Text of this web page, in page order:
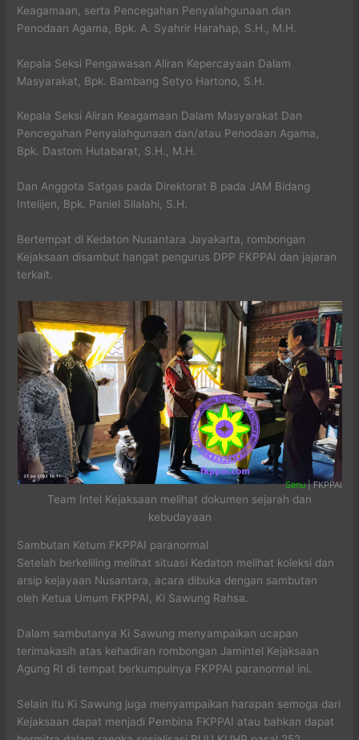
Keagamaan, serta Pencegahan Penyalahgunaan dan
Penodaan Agama, Bpk. A. Syahrir Harahap, S.H., M.H.
Kepala Seksi Pengawasan Aliran Kepercayaan Dalam
Masyarakat, Bpk. Bambang Setyo Hartono, S.H.
Kepala Seksi Aliran Keagamaan Dalam Masyarakat Dan
Pencegahan Penyalahgunaan dan/atau Penodaan Agama,
Bpk. Dastom Hutabarat, S.H., M.H.
Dan Anggota Satgas pada Direktorat B pada JAM Bidang
Intelijen, Bpk. Paniel Silalahi, S.H.
Bertempat di Kedaton Nusantara Jayakarta, rombongan
Kejaksaan disambut hangat pengurus DPP FKPPAI dan jajaran
terkait.
Senu| FKPPAI
Team Intel Kejaksaan melihat dokumen sejarah dan
kebudayaan
Sambutan Ketum FKPPAI paranormal
Setelah berkeliling melihat situasi Kedaton melihat koleksi dan
arsip kejayaan Nusantara, acara dibuka dengan sambutan
oleh Ketua Umum FKPPAI, Ki Sawung Rahsa.
Dalam sambutanya Ki Sawung menyampaikan ucapan
terimakasih atas kehadiran rombongan Jamintel Kejaksaan
Agung RI di tempat berkumpulnya FKPPAI paranormal ini.
Selain itu Ki Sawung juga menyampaikan harapan semoga dari
Kejaksaan dapat menjadi Pembina FKPPAI atau bahkan dapat